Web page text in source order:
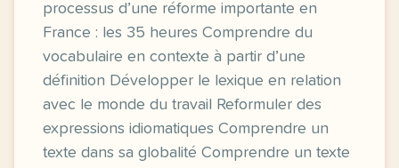
processus d’une réforme importante en
France : les 35 heures Comprendre du
vocabulaire en contexte à partir d’une
définition Développer le lexique en relation
avec le monde du travail Reformuler des
expressions idiomatiques Comprendre un
texte dans sa globalité Comprendre un texte